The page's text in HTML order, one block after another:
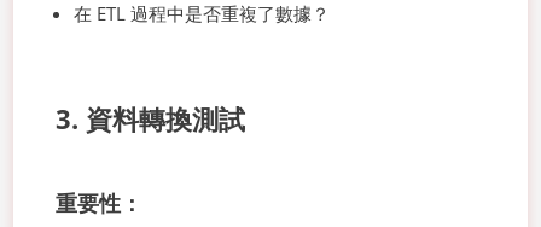
在 ETL 過程中是否重複了數據？
3. 資料轉換測試
重要性：